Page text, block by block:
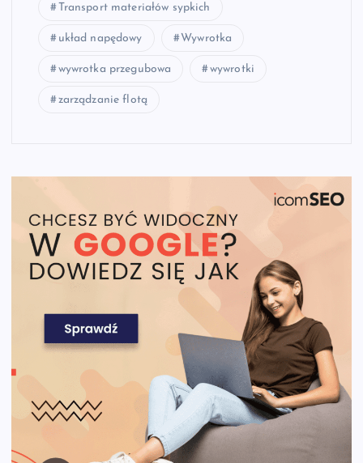
Transport materiałów sypkich
układ napędowy Wywrotka
wywrotka przegubowa wywrotki
zarządzanie flotą